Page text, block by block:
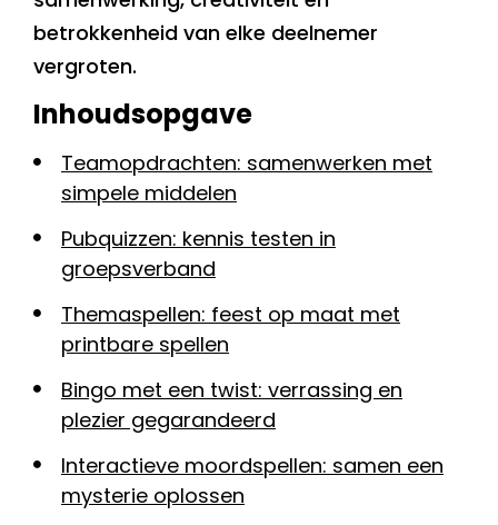
betrokkenheid van elke deelnemer
vergroten.
Inhoudsopgave
Teamopdrachten: samenwerken met
simpele middelen
Pubquizzen: kennis testen in
groepsverband
Themaspellen: feest op maat met
printbare spellen
Bingo met een twist: verrassing en
plezier gegarandeerd
Interactieve moordspellen: samen een
mysterie oplossen